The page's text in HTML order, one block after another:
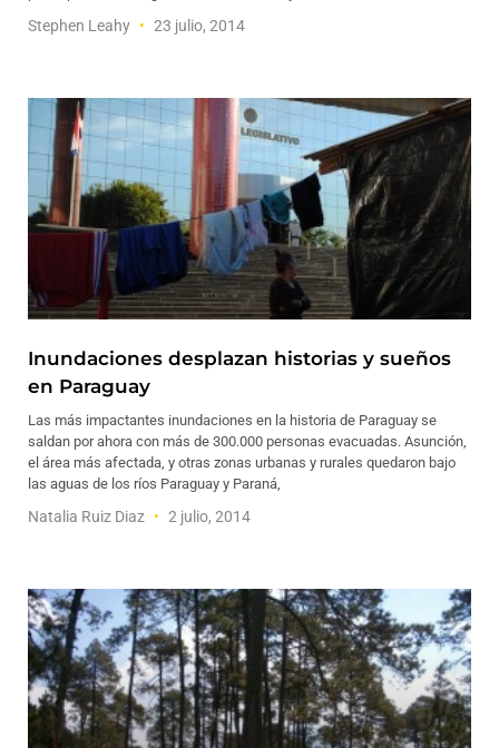
Stephen Leahy 23 julio, 2014
Inundaciones desplazan historias y sueños
en Paraguay
Las más impactantes inundaciones en la historia de Paraguay se
saldan por ahora con más de 300.000 personas evacuadas. Asunción,
el área más afectada, y otras zonas urbanas y rurales quedaron bajo
las aguas de los ríos Paraguay y Paraná,
Natalia Ruiz Diaz 2 julio, 2014